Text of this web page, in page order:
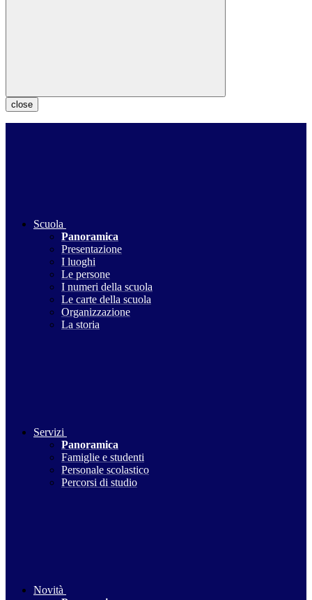
close
Scuola
Panoramica
Presentazione
I luoghi
Le persone
I numeri della scuola
Le carte della scuola
Organizzazione
La storia
Servizi
Panoramica
Famiglie e studenti
Personale scolastico
Percorsi di studio
Novità